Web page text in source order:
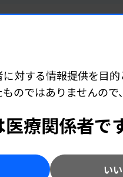
い臨床検査技師のための注目ニュ
編集部 Pick Up ニュース［7月31
しい臨床検査技師のための注目ニュー
対する情報提供を目的
のではありませんので
療関係者で
い